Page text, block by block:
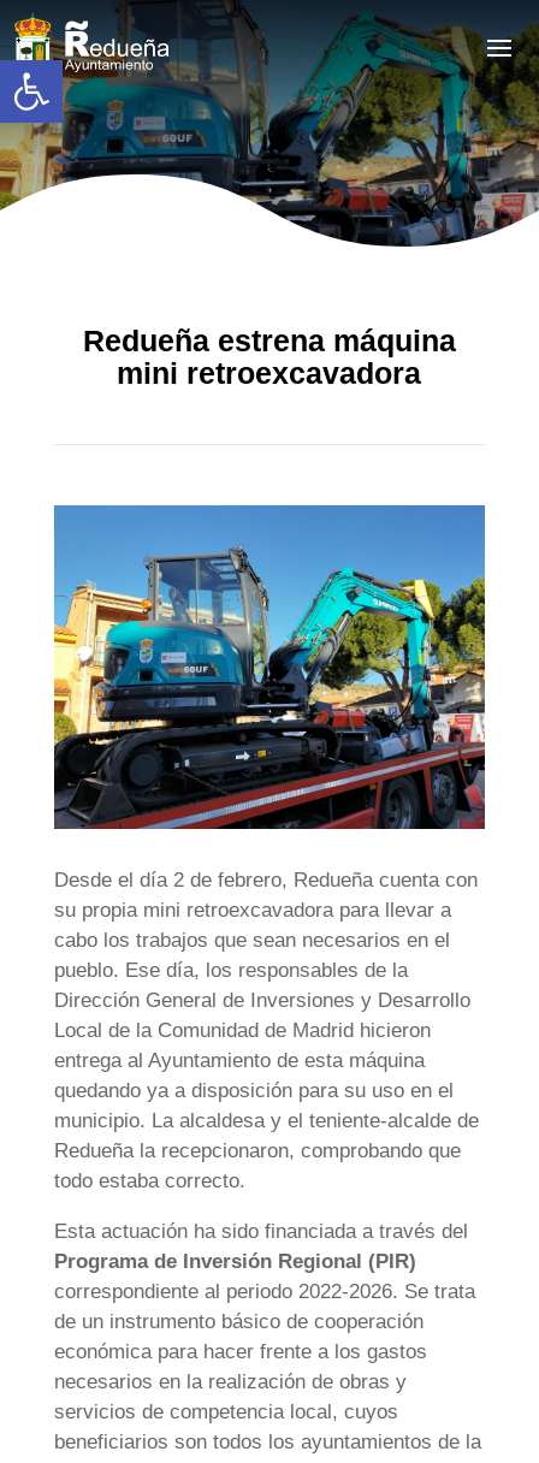
Abrir barra de herramientas
Redueña estrena máquina
mini retroexcavadora
Desde el día 2 de febrero, Redueña cuenta con
su propia mini retroexcavadora para llevar a
cabo los trabajos que sean necesarios en el
pueblo. Ese día, los responsables de la
Dirección General de Inversiones y Desarrollo
Local de la Comunidad de Madrid hicieron
entrega al Ayuntamiento de esta máquina
quedando ya a disposición para su uso en el
municipio. La alcaldesa y el teniente-alcalde de
Redueña la recepcionaron, comprobando que
todo estaba correcto.
Esta actuación ha sido financiada a través del
Programa de Inversión Regional (PIR)
correspondiente al periodo 2022-2026. Se trata
de un instrumento básico de cooperación
económica para hacer frente a los gastos
necesarios en la realización de obras y
servicios de competencia local, cuyos
beneficiarios son todos los ayuntamientos de la